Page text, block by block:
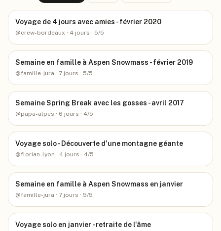
Voyage de 4 jours avec amies - février 2020
@crew-bordeaux · 4 jours · 5/5
Semaine en famille à Aspen Snowmass - février 2019
@famille-jura · 7 jours · 5/5
Semaine Spring Break avec les gosses - avril 2017
@papa-alpes · 6 jours · 4/5
Voyage solo - Découverte d'une montagne géante
@florian-lyon · 4 jours · 4/5
Semaine en famille à Aspen Snowmass en janvier
@famille-jura · 7 jours · 5/5
Voyage solo en janvier - retraite de l'âme